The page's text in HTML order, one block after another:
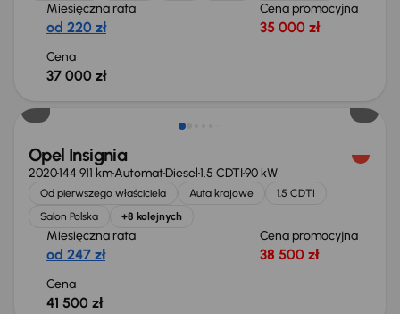
Miesięczna rata
od 220 zł
Cena promocyjna
35 000 zł
Cena
37 000 zł
Opel Insignia
2020144 911 kmAutomatDiesel1.5 CDTI90 kW
Od pierwszego właściciela Auta krajowe
1.5 CDTI
Salon Polska
+8 kolejnych
Miesięczna rata
od 247 zł
Cena promocyjna
38 500 zł
Cena
41 500 zł